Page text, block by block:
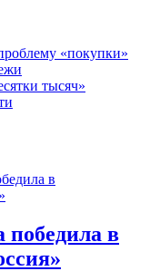
«покупки»
тысяч»
в